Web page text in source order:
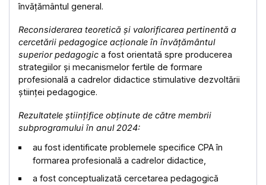
învățământul general.
Reconsiderarea teoretică și valorificarea pertinentă a
cercetării pedagogice acționale în învățământul
superior pedagogic a fost orientată spre producerea
strategiilor și mecanismelor fertile de formare
profesională a cadrelor didactice stimulative dezvoltării
științei pedagogice.
Rezultatele științifice obținute de către membrii
subprogramului în anul 2024:
au fost identificate problemele specifice CPA în
formarea profesională a cadrelor didactice,
a fost conceptualizată cercetarea pedagogică